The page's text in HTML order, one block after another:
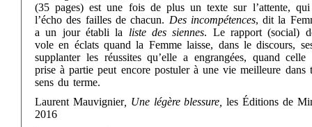
(35 pages) est une fois de plus un texte sur l’attente,
l’écho des failles de chacun. Des incompétences, dit la
a un jour établi la liste des siennes. Le rapport (social)
vole en éclats quand la Femme laisse, dans le discours,
supplanter les réussites qu’elle a engrangées, quand
prise à partie peut encore postuler à une vie meilleure dans
sens du terme.
Laurent Mauvignier, Une légère blessure,les Éditions de
2016